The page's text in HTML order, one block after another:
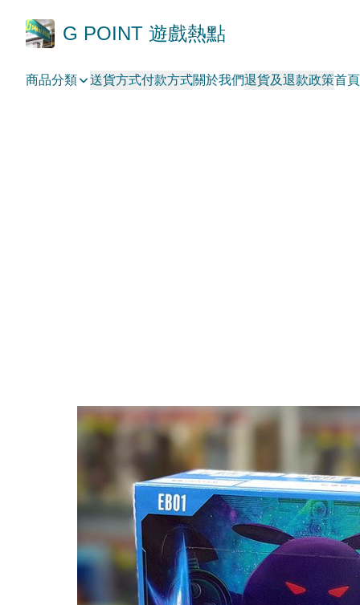
G POINT 遊戲熱點
商品分類 送貨方式付款方式關於我們退貨及退款政策首頁